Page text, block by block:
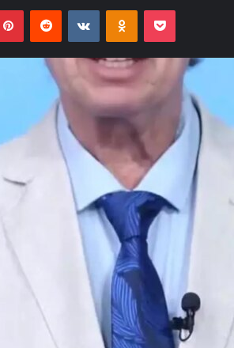
PinterestReddit VKontakteOdnoklassniki
Pocket